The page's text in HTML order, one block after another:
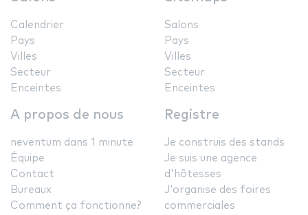
Calendrier
Pays
Villes
Secteur
Enceintes
Salons
Pays
Villes
Secteur
Enceintes
A propos de nous
neventum dans 1 minute
Équipe
Contact
Bureaux
Comment ça fonctionne?
Registre
Je construis des stands
Je suis une agence
d'hôtesses
J'organise des foires
commerciales